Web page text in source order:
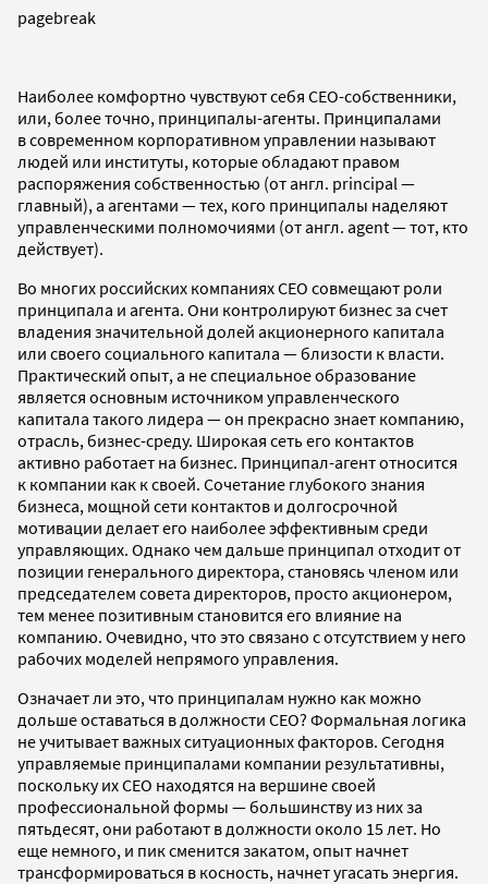
pagebreak
Наиболее комфортно чувствуют себя СЕО-собственники,
или, более точно, принципалы-агенты. Принципалами
в современном корпоративном управлении называют
людей или институты, которые обладают правом
распоряжения собственностью (от англ. principal —
главный), а агентами — тех, кого принципалы наделяют
управленческими полномочиями (от англ. agent — тот, кто
действует).
Во многих российских компаниях CEO совмещают роли
принципала и агента. Они контролируют бизнес за счет
владения значительной долей акционерного капитала
или своего социального капитала — близости к власти.
Практический опыт, а не специальное образование
является основным источником управленческого
капитала такого лидера — он прекрасно знает компанию,
отрасль, бизнес-среду. Широкая сеть его контактов
активно работает на бизнес. Принципал-агент относится
к компании как к своей. Сочетание глубокого знания
бизнеса, мощной сети контактов и долгосрочной
мотивации делает его наиболее эффективным среди
управляющих. Однако чем дальше принципал отходит от
позиции генерального директора, становясь членом или
председателем совета директоров, просто акционером,
тем менее позитивным становится его влияние на
компанию. Очевидно, что это связано с отсутствием у него
рабочих моделей непрямого управления.
Означает ли это, что принципалам нужно как можно
дольше оставаться в должности СЕО? Формальная логика
не учитывает важных ситуационных факторов. Сегодня
управляемые принципалами компании результативны,
поскольку их СЕО находятся на вершине своей
профессиональной формы — большинству из них за
пятьдесят, они работают в должности около 15 лет. Но
еще немного, и пик сменится закатом, опыт начнет
трансформироваться в косность, начнет угасать энергия.